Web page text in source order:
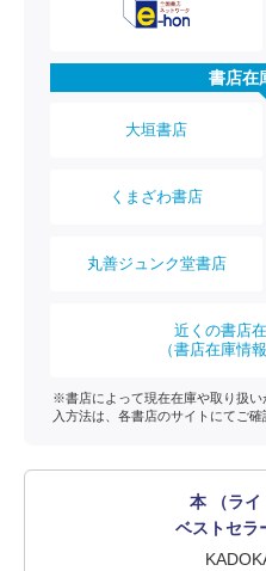
書店在
大垣書店
くまざわ書店
丸善ジュンク堂書店
近くの書店
（書店在庫情
※書店によって現在在庫や取り扱
入方法は、各書店のサイトにてご確
本 （ライ
ベストセラ